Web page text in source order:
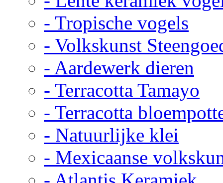
- Tropische vogels
- Volkskunst
- Aardewerk dieren
- Terracotta Tamayo
- Terracotta
- Natuurlijke klei
- Mexicaanse